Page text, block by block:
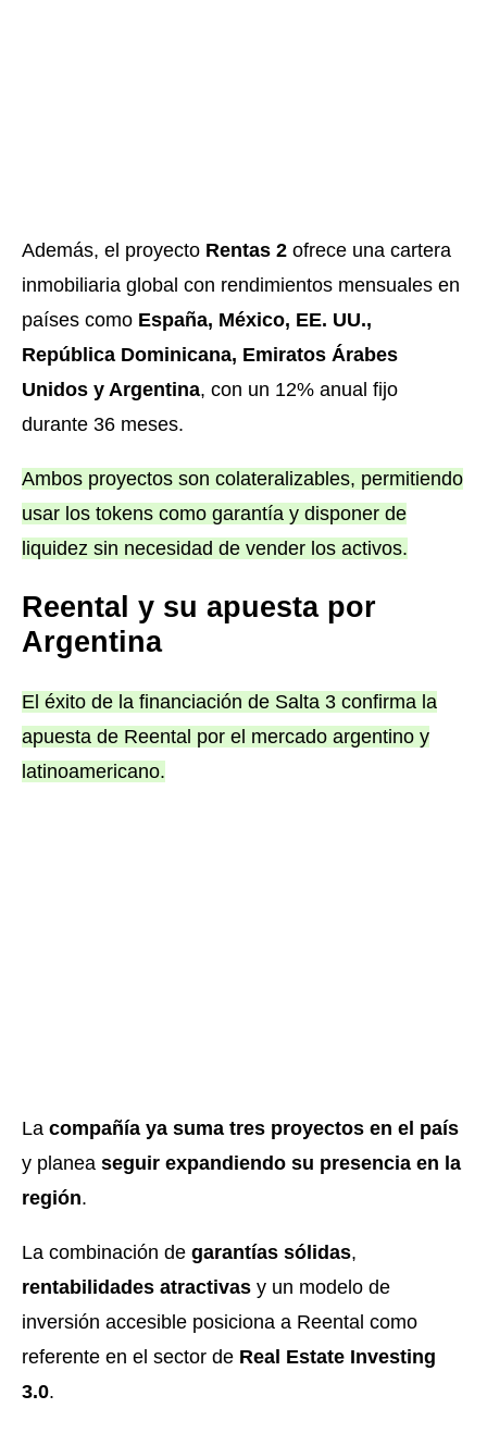
Además, el proyecto Rentas 2 ofrece una cartera
inmobiliaria global con rendimientos mensuales en
países como España, México, EE. UU.,
República Dominicana, Emiratos Árabes
Unidos y Argentina, con un 12% anual fijo
durante 36 meses.
Ambos proyectos son colateralizables, permitiendo
usar los tokens como garantía y disponer de
liquidez sin necesidad de vender los activos.
Reental y su apuesta por
Argentina
El éxito de la financiación de Salta 3 confirma la
apuesta de Reental por el mercado argentino y
latinoamericano.
La compañía ya suma tres proyectos en el país
y planea seguir expandiendo su presencia en la
región.
La combinación de garantías sólidas,
rentabilidades atractivas y un modelo de
inversión accesible posiciona a Reental como
referente en el sector de Real Estate Investing
3.0.